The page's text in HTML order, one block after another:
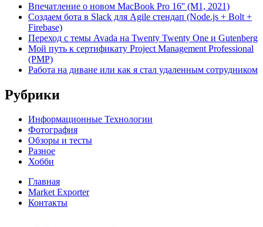
Впечатление о новом MacBook Pro 16'' (M1, 2021)
Создаем бота в Slack для Agile стендап (Node.js + Bolt +
Firebase)
Переход с темы Avada на Twenty Twenty One и Gutenberg
Мой путь к сертификату Project Management Professional
(PMP)
Работа на диване или как я стал удаленным сотрудником
Рубрики
Информационные Технологии
Фотография
Обзоры и тесты
Разное
Хобби
Главная
Market Exporter
Контакты